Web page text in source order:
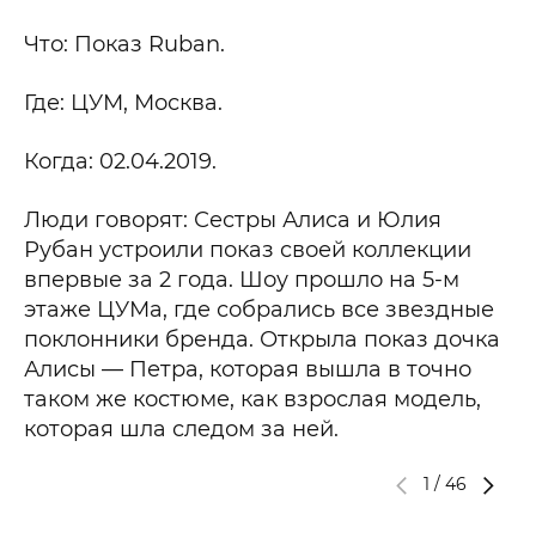
Что: Показ Ruban.
Где: ЦУМ, Москва.
Когда: 02.04.2019.
Люди говорят: Сестры Алиса и Юлия
Рубан устроили показ своей коллекции
впервые за 2 года. Шоу прошло на 5-м
этаже ЦУМа, где собрались все звездные
поклонники бренда. Открыла показ дочка
Алисы — Петра, которая вышла в точно
таком же костюме, как взрослая модель,
которая шла следом за ней.
1 / 46